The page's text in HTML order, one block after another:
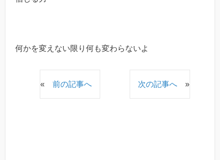
何かを変えない限り何も変わらないよ
« 前の記事へ 次の記事へ »